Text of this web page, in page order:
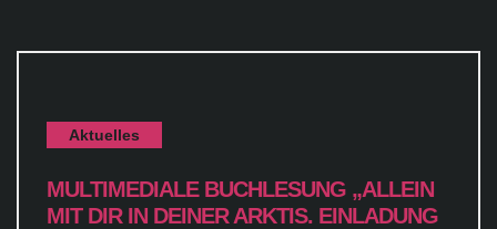
Aktuelles
MULTIMEDIALE BUCHLESUNG „ALLEIN
MIT DIR IN DEINER ARKTIS. EINLADUNG